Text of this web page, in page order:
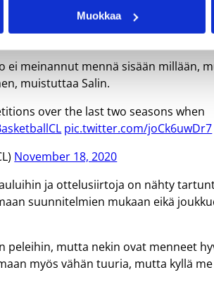
Muokkaa
hän upotti paikallisvastustaja Gran
vielä paremmaksi takoen 21 pinnaa
ei meinannut mennä sisään millään,
muistuttaa Salin.
over the last two seasons when
pic.twitter.com/joCk6uwDr7
November 18, 2020
ja ottelusiirtoja on nähty
suunnitelmien mukaan eikä
mutta nekin ovat menneet
myös vähän tuuria, mutta kyllä me